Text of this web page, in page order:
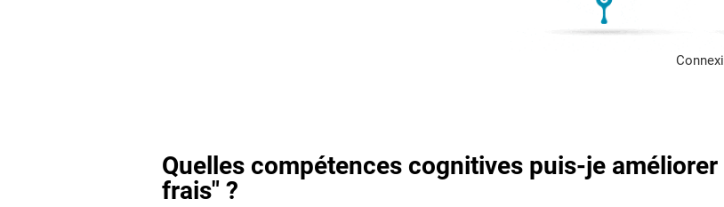
Quelles compétences cognitives puis-je
frais" ?